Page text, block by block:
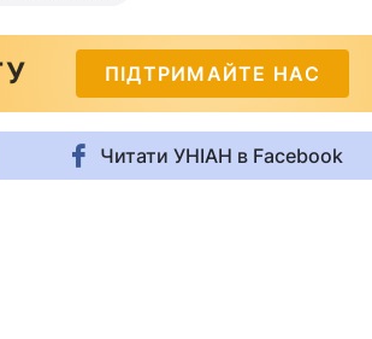
ПІДТРИМАЙТЕ НАС
Читати УНІАН в Facebook